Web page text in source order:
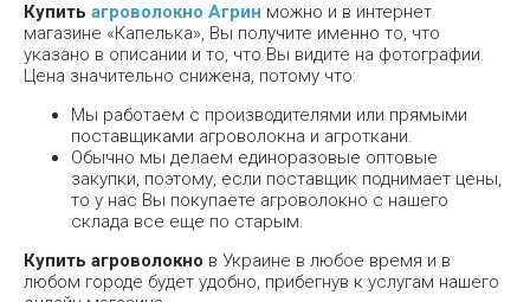
Купить агроволокно Агрин можно и в интернет
магазине «Капелька», Вы получите именно то, что
указано в описании и то, что Вы видите на фотографии.
Цена значительно снижена, потому что:
Мы работаем с производителями или прямыми
поставщиками агроволокна и агроткани.
Обычно мы делаем единоразовые оптовые
закупки, поэтому, если поставщик поднимает цены,
то у нас Вы покупаете агроволокно с нашего
склада все еще по старым.
Купить агроволокно в Украине в любое время и в
любом городе будет удобно, прибегнув к услугам нашего